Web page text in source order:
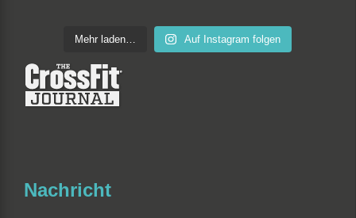
Mehr laden… Auf Instagram folgen
Nachricht